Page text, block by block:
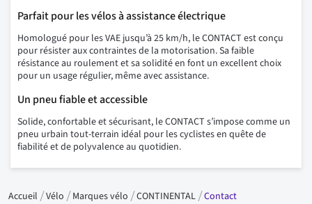
Parfait pour les vélos à assistance électrique
Homologué pour les VAE jusqu’à 25 km/h, le CONTACT est conçu
pour résister aux contraintes de la motorisation. Sa faible
résistance au roulement et sa solidité en font un excellent choix
pour un usage régulier, même avec assistance.
Un pneu fiable et accessible
Solide, confortable et sécurisant, le CONTACT s’impose comme un
pneu urbain tout-terrain idéal pour les cyclistes en quête de
fiabilité et de polyvalence au quotidien.
Accueil Vélo Marques vélo CONTINENTAL Contact